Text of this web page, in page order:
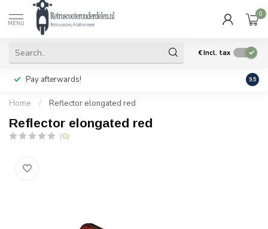
MENU
0
€Incl. tax
Pay afterwards! Geen
9.5
Home / Reflector elongated red
Reflector elongated red
(0)